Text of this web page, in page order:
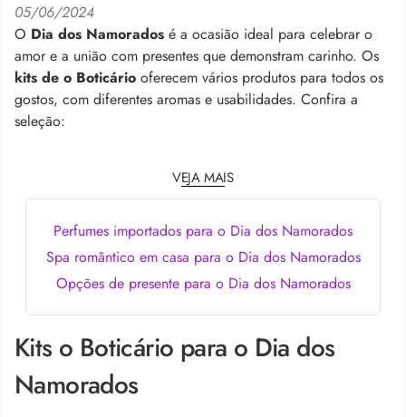
05/06/2024
O Dia dos Namorados é a ocasião ideal para celebrar o
amor e a união com presentes que demonstram carinho. Os
kits de o Boticário oferecem vários produtos para todos os
gostos, com diferentes aromas e usabilidades. Confira a
seleção:
VEJA MAIS
Perfumes importados para o Dia dos Namorados
Spa romântico em casa para o Dia dos Namorados
Opções de presente para o Dia dos Namorados
Kits o Boticário para o Dia dos
Namorados